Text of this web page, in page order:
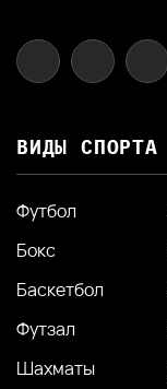
ВИДЫ СПОРТА
Футбол
Бокс
Баскетбол
Футзал
Шахматы